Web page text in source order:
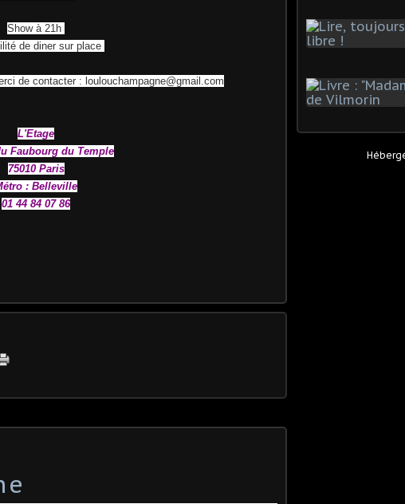
Show à 21h
de diner sur place
de contacter : loulouchampagne@gmail.com
L'Etage
Faubourg du Temple
75010 Paris
: Belleville
01 44 84 07 86